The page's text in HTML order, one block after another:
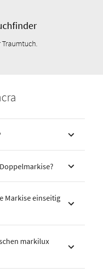
Markise einseitig
markilux